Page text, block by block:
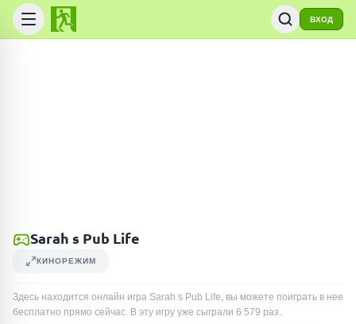
ВХОД
Sarah s Pub Life
КИНОРЕЖИМ
Здесь находится онлайн игра Sarah s Pub Life, вы можете поиграть в нее
бесплатно прямо сейчас. В эту игру уже сыграли 6 579 раз.